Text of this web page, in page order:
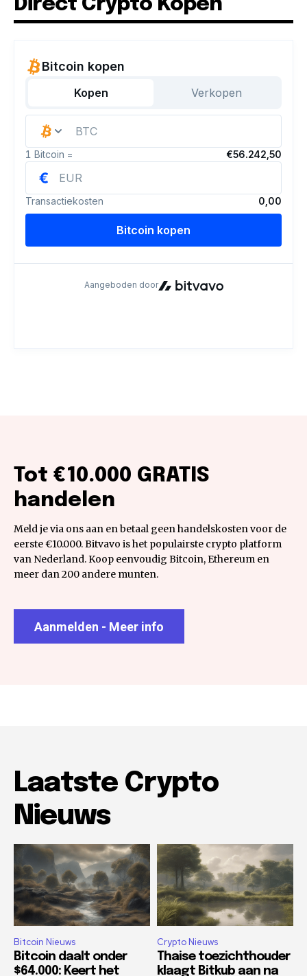
Direct Crypto Kopen
Tot €10.000 GRATIS
handelen
Meld je via ons aan en betaal geen handelskosten voor de
eerste €10.000. Bitvavo is het populairste crypto platform
van Nederland. Koop eenvoudig Bitcoin, Ethereum en
meer dan 200 andere munten.
Aanmelden - Meer info
Laatste Crypto
Nieuws
Bitcoin Nieuws
Bitcoin daalt onder
$64.000: Keert het
Crypto Nieuws
Thaise toezichthouder
klaagt Bitkub aan na